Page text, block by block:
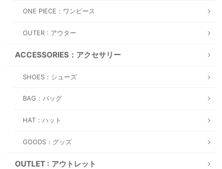
ONE PIECE：ワンピース
OUTER : アウター
ACCESSORIES：アクセサリー
SHOES：シューズ
BAG：バッグ
HAT：ハット
GOODS：グッズ
OUTLET : アウトレット